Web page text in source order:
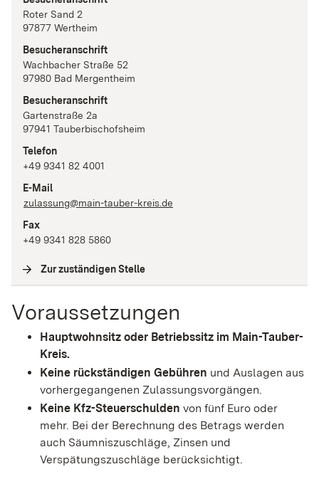
Roter Sand 2
97877 Wertheim
Besucheranschrift
Wachbacher Straße 52
97980 Bad Mergentheim
Besucheranschrift
Gartenstraße 2a
97941 Tauberbischofsheim
Telefon
+49 9341 82 4001
E-Mail
zulassung@main-tauber-kreis.de
Fax
+49 9341 828 5860
Zur zuständigen Stelle
Voraussetzungen
Hauptwohnsitz oder Betriebssitz im Main-Tauber-
Kreis.
Keine rückständigen Gebühren und Auslagen aus
vorhergegangenen Zulassungsvorgängen.
Keine Kfz-Steuerschulden von fünf Euro oder
mehr. Bei der Berechnung des Betrags werden
auch Säumniszuschläge, Zinsen und
Verspätungszuschläge berücksichtigt.